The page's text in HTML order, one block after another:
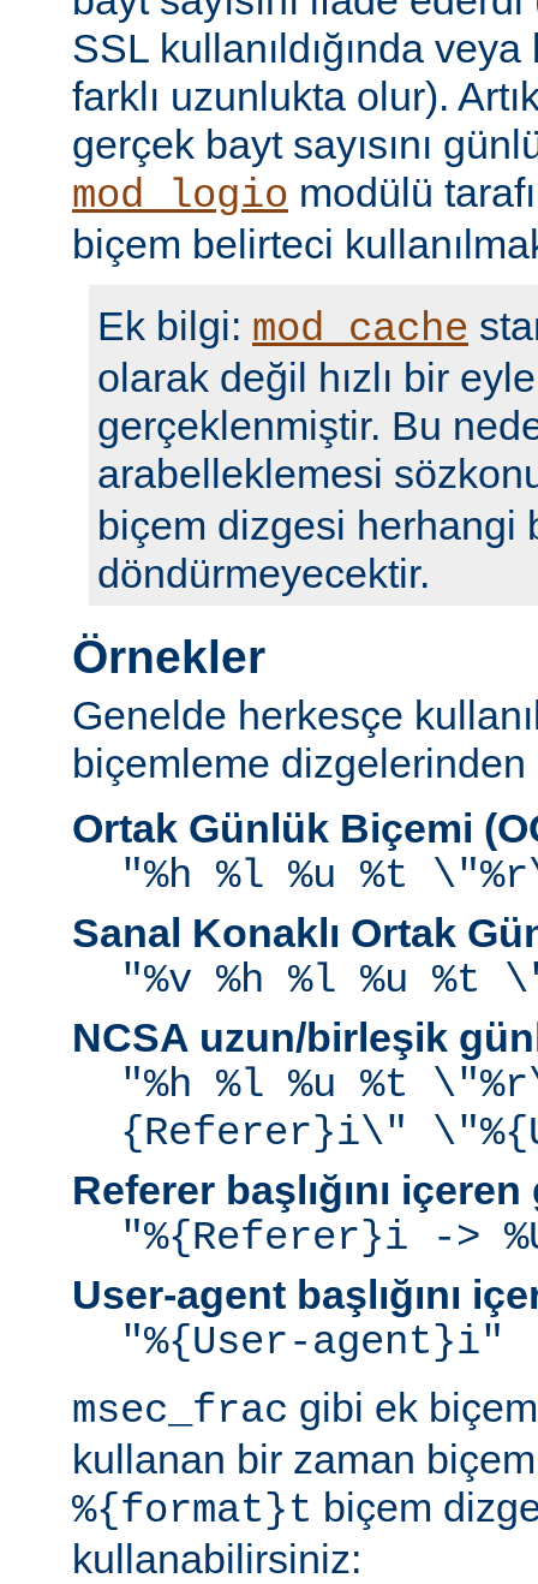
SSL kullanıldığında
farklı uzunlukta olur).
gerçek bayt sayısını
mod_logio modülü
biçem belirteci
Ek bilgi: mod_cache
olarak değil hızlı bir
gerçeklenmiştir. Bu
arabelleklemesi
biçem dizgesi herhangi
döndürmeyecektir.
Örnekler
Genelde herkesçe
biçemleme dizgelerinden
Ortak Günlük Biçemi
"%h %l %u %t
Sanal Konaklı Ortak
"%v %h %l %u %t
NCSA uzun/birleşik
"%h %l %u %t
{Referer}i\"
Referer başlığını
"%{Referer}i ->
User-agent başlığını
"%{User-agent}i"
msec_frac gibi ek
kullanan bir zaman
%{format}t biçem
kullanabilirsiniz: